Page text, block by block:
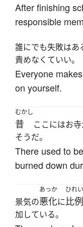
After finishing
responsible
誰にでも失敗はあ
責めなくていい。
Everyone
on yourself.
むかし
昔 ここにはお寺
そうだ。
There used to
burned down
景気の
あっか
悪化に
ひれい
比例
加している。